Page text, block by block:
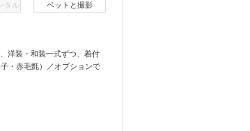
タル ペットと撮影
洋装・和装一式ずつ、着付
・赤毛氈）／オプションで